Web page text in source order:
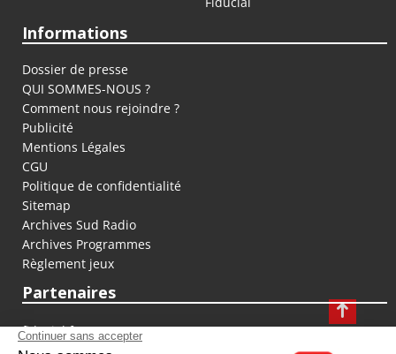
Informations
Dossier de presse
QUI SOMMES-NOUS ?
Comment nous rejoindre ?
Publicité
Mentions Légales
CGU
Politique de confidentialité
Sitemap
Archives Sud Radio
Archives Programmes
Règlement jeux
Partenaires
fiducial.fr